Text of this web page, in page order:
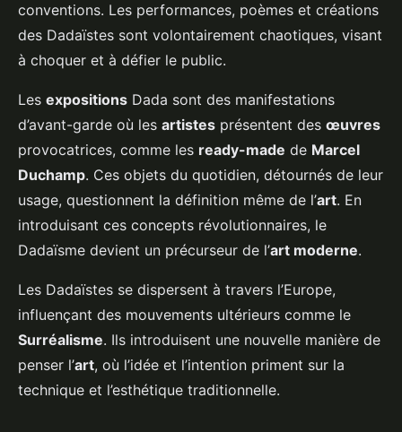
conventions. Les performances, poèmes et créations
des Dadaïstes sont volontairement chaotiques, visant
à choquer et à défier le public.
Les expositions Dada sont des manifestations
d’avant-garde où les artistes présentent des œuvres
provocatrices, comme les ready-made de Marcel
Duchamp. Ces objets du quotidien, détournés de leur
usage, questionnent la définition même de l’art. En
introduisant ces concepts révolutionnaires, le
Dadaïsme devient un précurseur de l’art moderne.
Les Dadaïstes se dispersent à travers l’Europe,
influençant des mouvements ultérieurs comme le
Surréalisme. Ils introduisent une nouvelle manière de
penser l’art, où l’idée et l’intention priment sur la
technique et l’esthétique traditionnelle.